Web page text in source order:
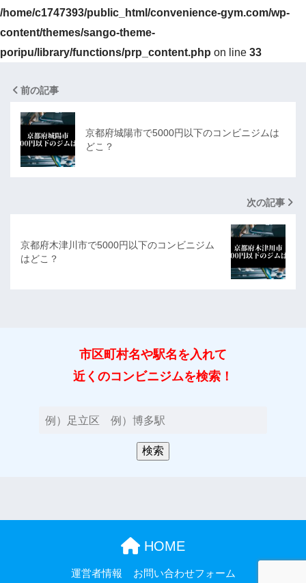
/home/c1747393/public_html/convenience-gym.com/wp-
content/themes/sango-theme-
poripu/library/functions/prp_content.php on line 33
前の記事
京都府城陽市で5000円以下のコンビニジムは
どこ？
次の記事
京都府木津川市で5000円以下のコンビニジム
はどこ？
市区町村名や駅名を入れて
近くのコンビニジムを検索！
HOME
運営者情報 お問い合わせフォーム